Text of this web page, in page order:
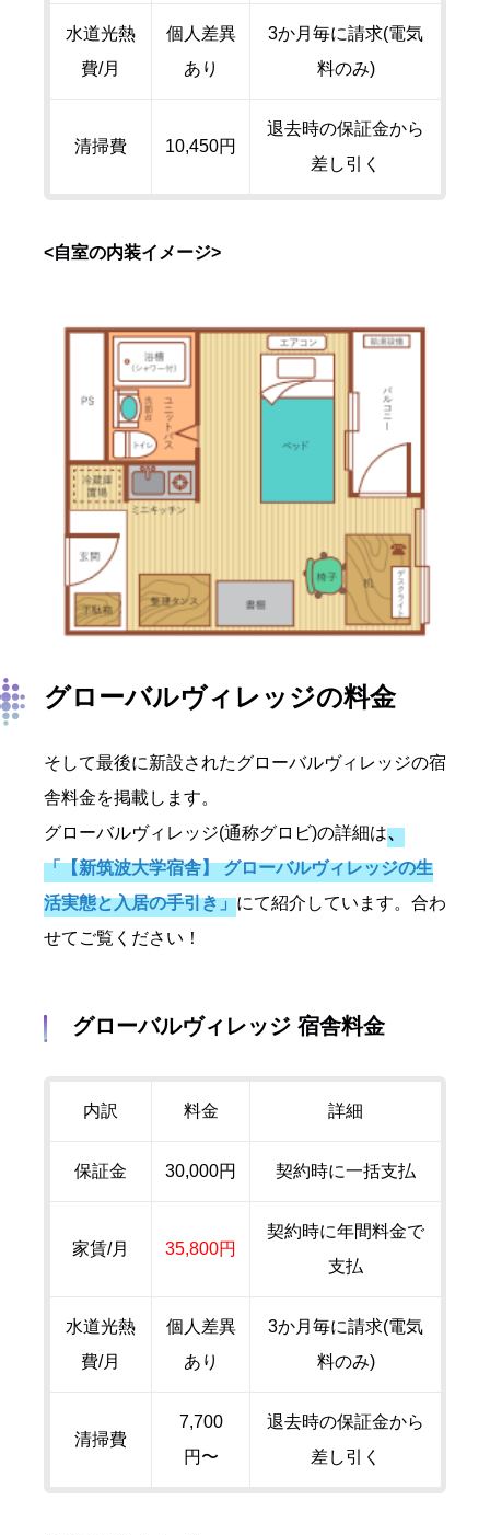
水道光熱
費/月
個人差異
あり
3か月毎に請求(電気
料のみ)
清掃費 10,450円
退去時の保証金から
差し引く
<自室の内装イメージ>
グローバルヴィレッジの料金
そして最後に新設されたグローバルヴィレッジの宿
舎料金を掲載します。
グローバルヴィレッジ(通称グロビ)の詳細は、
「【新筑波大学宿舎】 グローバルヴィレッジの生
活実態と入居の手引き」にて紹介しています。合わ
せてご覧ください！
グローバルヴィレッジ 宿舎料金
内訳 料金 詳細
保証金 30,000円 契約時に一括支払
家賃/月 35,800円
契約時に年間料金で
支払
水道光熱
費/月
個人差異
あり
3か月毎に請求(電気
料のみ)
清掃費
7,700
円〜
退去時の保証金から
差し引く